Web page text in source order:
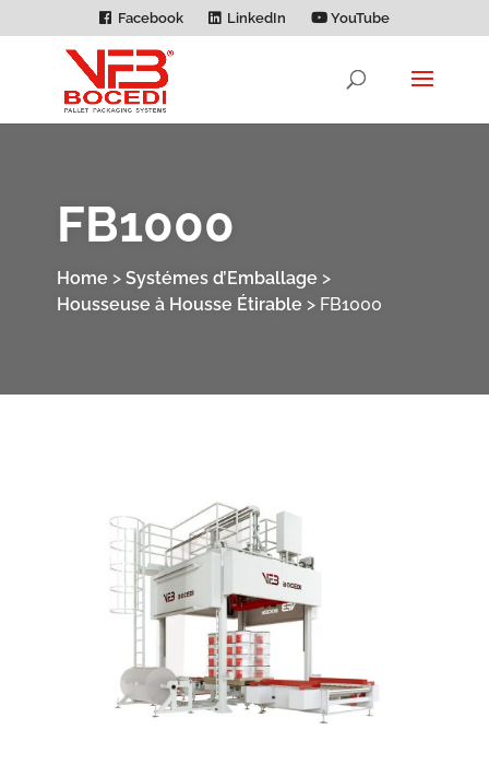
Facebook LinkedIn YouTube
FB1000
Home > Systémes d’Emballage >
Housseuse à Housse Étirable > FB1000